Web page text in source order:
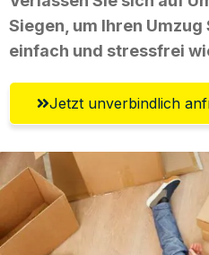
Siegen, um Ihren
einfach und stressfrei
Jetzt unverbindlich